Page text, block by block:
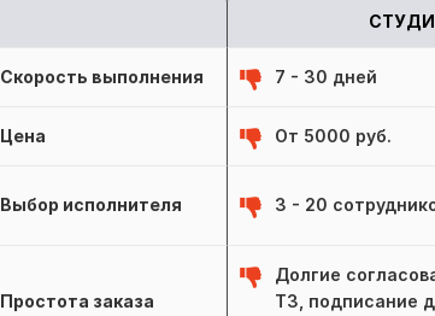
Скорость выполнения 7 - 30 дней
Цена От 5000 руб.
Выбор исполнителя 3 - 20
Простота заказа
Долгие
ТЗ, подписание